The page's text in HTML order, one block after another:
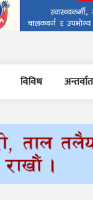
विविध